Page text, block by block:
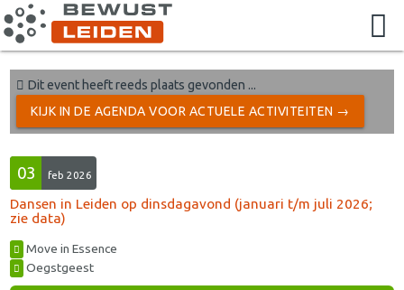
Dit event heeft reeds plaats gevonden ...
KIJK IN DE AGENDA VOOR ACTUELE ACTIVITEITEN →
03 feb 2026
Dansen in Leiden op dinsdagavond (januari t/m juli 2026;
zie data)
Move in Essence
Oegstgeest